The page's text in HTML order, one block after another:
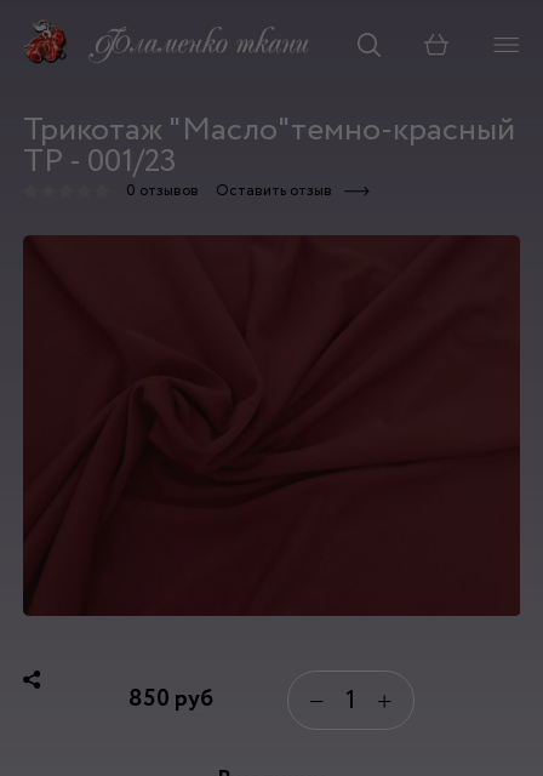
Корзина
Трикотаж "Масло"темно-красный
ТР - 001/23
0 отзывов Оставить отзыв
850 руб − +